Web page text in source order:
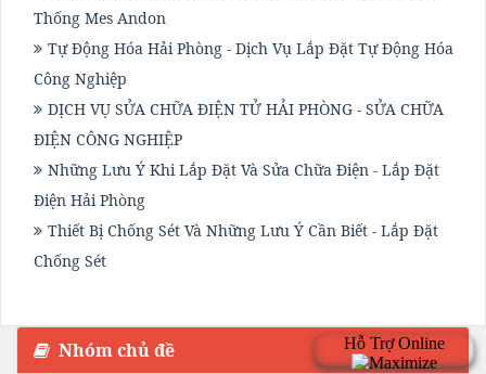
Thống Mes Andon
Tự Động Hóa Hải Phòng - Dịch Vụ Lắp Đặt Tự Động Hóa
Công Nghiệp
DỊCH VỤ SỬA CHỮA ĐIỆN TỬ HẢI PHÒNG - SỬA CHỮA
ĐIỆN CÔNG NGHIỆP
Những Lưu Ý Khi Lắp Đặt Và Sửa Chữa Điện - Lắp Đặt
Điện Hải Phòng
Thiết Bị Chống Sét Và Những Lưu Ý Cần Biết - Lắp Đặt
Chống Sét
Nhóm chủ đề